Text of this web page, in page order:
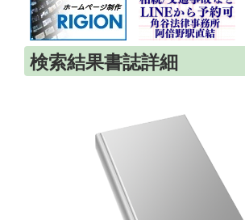
検索結果書誌詳細